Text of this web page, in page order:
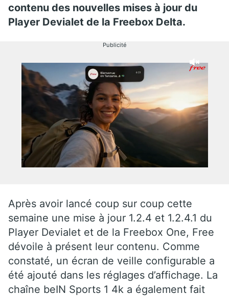
contenu des nouvelles mises à jour du
Player Devialet de la Freebox Delta.
Publicité
Après avoir lancé coup sur coup cette
semaine une mise à jour 1.2.4 et 1.2.4.1 du
Player Devialet et de la Freebox One, Free
dévoile à présent leur contenu. Comme
constaté, un écran de veille configurable a
été ajouté dans les réglages d’affichage. La
chaîne beIN Sports 1 4k a également fait